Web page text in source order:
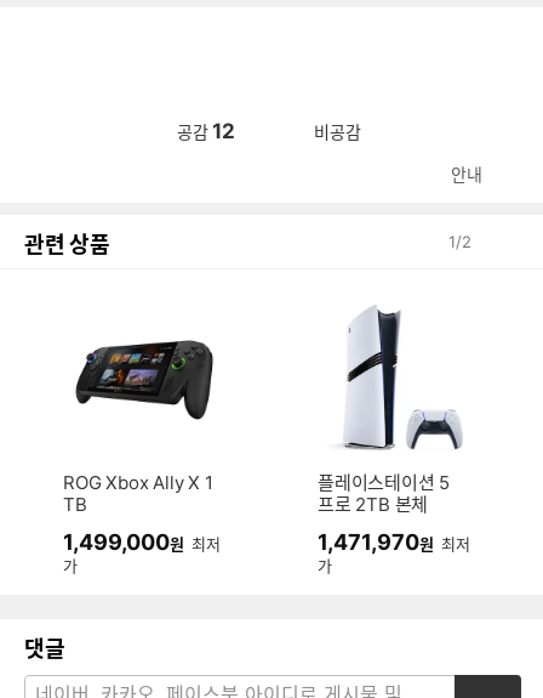
공감12 비공감
안내
관련 상품 1/2
ROG Xbox Ally X 1
TB
1,499,000원 최저
가
플레이스테이션 5
프로 2TB 본체
1,471,970원 최저
가
댓글